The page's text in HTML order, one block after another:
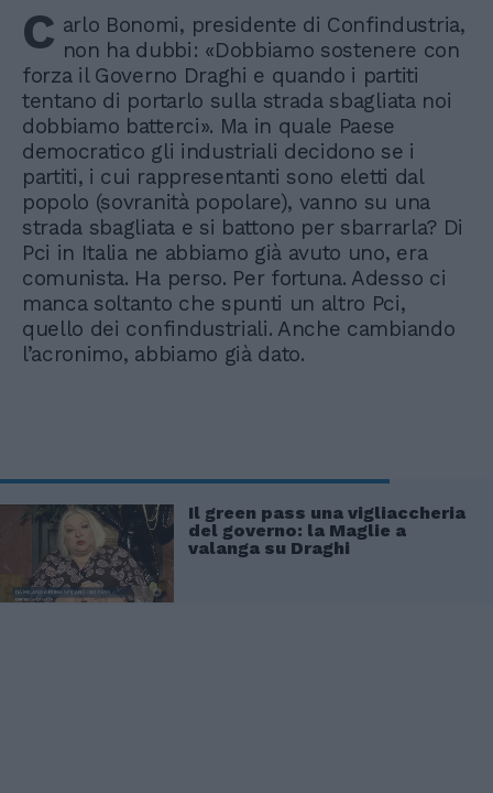
C arlo Bonomi, presidente di Confindustria,
non ha dubbi: «Dobbiamo sostenere con
forza il Governo Draghi e quando i partiti
tentano di portarlo sulla strada sbagliata noi
dobbiamo batterci». Ma in quale Paese
democratico gli industriali decidono se i
partiti, i cui rappresentanti sono eletti dal
popolo (sovranità popolare), vanno su una
strada sbagliata e si battono per sbarrarla? Di
Pci in Italia ne abbiamo già avuto uno, era
comunista. Ha perso. Per fortuna. Adesso ci
manca soltanto che spunti un altro Pci,
quello dei confindustriali. Anche cambiando
l’acronimo, abbiamo già dato.
Il green pass una vigliaccheria
del governo: la Maglie a
valanga su Draghi